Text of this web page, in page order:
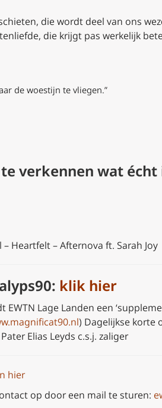
die wordt deel van ons
die krijgt pas werkelijk
de woestijn te vliegen.”
verkennen wat
Heartfelt – Afternova ft. Sarah Joy
klik hier
Lage Landen een
) Dagelijkse korte
Elias Leyds c.s.j. zaliger
hier
op door een mail te sturen: